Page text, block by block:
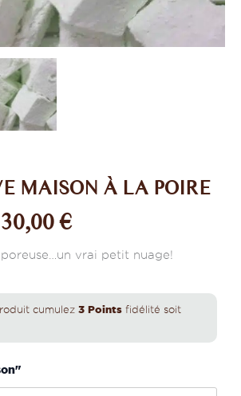
MAISON À LA POIRE
30,00€Plage
de
prix :
vrai petit nuage!
cumulez 3 Points fidélité soit